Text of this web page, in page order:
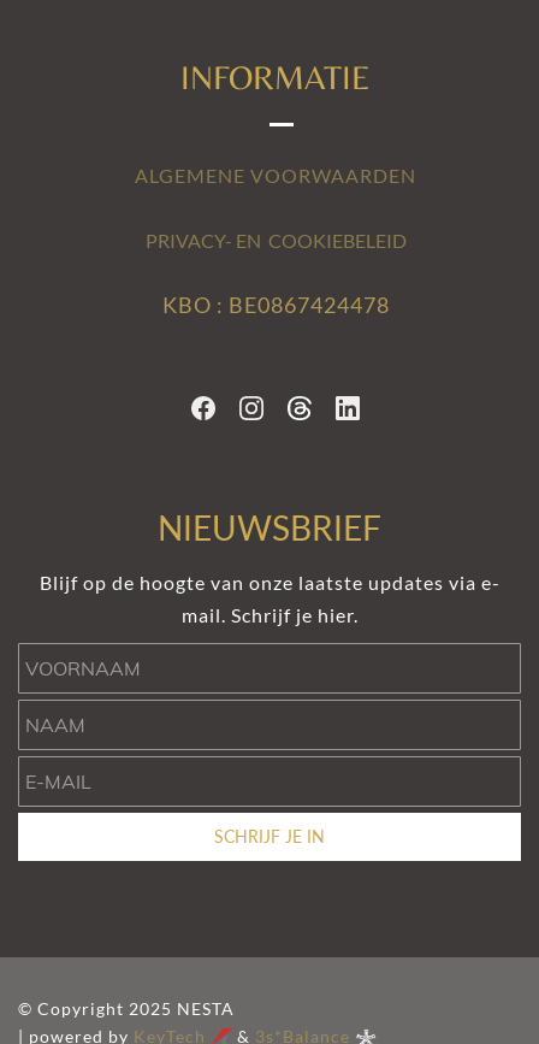
INFORMATIE
ALGEMENE VOORWAARDEN
PRIVACY- EN COOKIEBELEID
KBO : BE0867424478
NIEUWSBRIEF
Blijf op de hoogte van onze laatste updates via e-
mail. Schrijf je hier.
SCHRIJF JE IN
© Copyright 2025 NESTA
| powered by KeyTech & 3s*Balance